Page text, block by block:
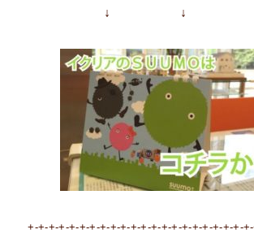
↓ ↓
+-+-+-+-+-+-+-+-+-+-+-+-+-+-+-+-+-+-+-+-+-